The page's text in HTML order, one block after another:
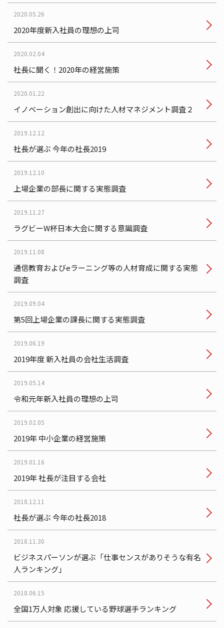
2020.05.26
2020年度新入社員の理想の上司
2020.02.04
社長に聞く！2020年の経営施策
2020.01.22
イノベーション創出に向けた人材マネジメント調査２
2019.12.12
社長が選ぶ 今年の社長2019
2019.12.10
上場企業の部長に関する実態調査
2019.11.27
ラグビーW杯日本大会に関する意識調査
2019.11.08
通信教育およびeラーニング等の人材育成に関する実態
調査
2019.09.04
第5回上場企業の課長に関する実態調査
2019.06.19
2019年度 新入社員の会社生活調査
2019.05.14
令和元年新入社員の理想の上司
2019.02.05
2019年 中小企業の経営施策
2019.01.16
2019年 社長が注目する会社
2018.12.11
社長が選ぶ 今年の社長2018
2018.11.30
ビジネスパーソンが選ぶ「仕事センスがありそうな有名
人ランキング」
2018.06.15
全国1万人対象 応援している野球選手ランキング